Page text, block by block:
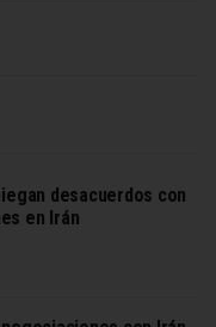
desacuerdos con
en Irán